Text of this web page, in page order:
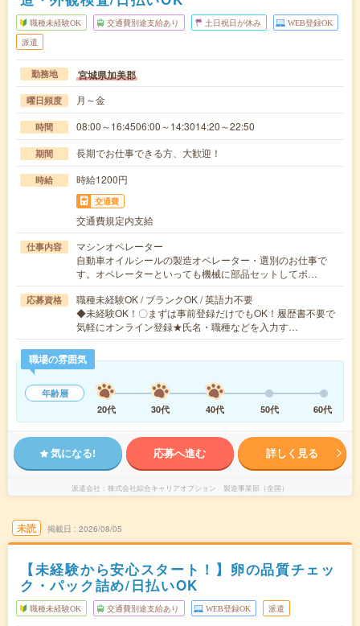
職種未経験OK 交通費別途支給あり 土日祝日が休み WEB登録OK
派遣
勤務地 宮城県加美郡
曜日頻度 月～金
時間 08:00～16:4506:00～14:3014:20～22:50
期間 長期でお仕事できる方、大歓迎！
時給 時給1200円
交通費
交通費規定内支給
仕事内容
マシンオペレーター
自動車オイルシールの製造オペレーター・選別のお仕事で
す。オペレーターといっても機械に部品セットしてボ…
応募資格
職種未経験OK / ブランクOK / 英語力不要
◆未経験OK！〇まずは事前登録だけでもOK！履歴書不要で
気軽にオンライン登録★氏名・職種などを入力す…
職場の雰囲気
年齢層
20代
30代 40代 50代 60代
気になる! 応募へ進む 詳しく見る
派遣会社 株式会社綜合キャリアオプション 製造事業部（全国）
未読 掲載日 2026/08/05
【未経験から安心スタート！】卵の品質チェッ
ク・パック詰め/日払いOK
職種未経験OK 交通費別途支給あり WEB登録OK 派遣